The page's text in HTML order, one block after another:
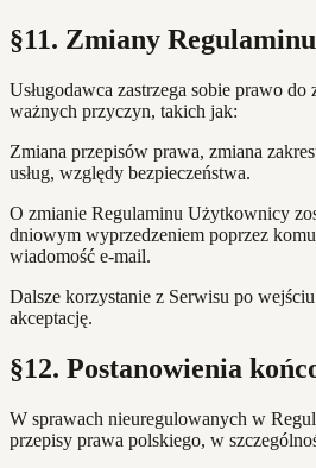
§11. Zmiany Regulaminu
Usługodawca zastrzega sobie prawo
ważnych przyczyn, takich jak:
Zmiana przepisów prawa, zmiana
usług, względy bezpieczeństwa.
O zmianie Regulaminu Użytkownicy
dniowym wyprzedzeniem poprzez
wiadomość e-mail.
Dalsze korzystanie z Serwisu po
akceptację.
§12. Postanowienia
W sprawach nieuregulowanych w
przepisy prawa polskiego, w